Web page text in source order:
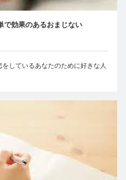
で効果のあるおまじない
しているあなたのために好きな人